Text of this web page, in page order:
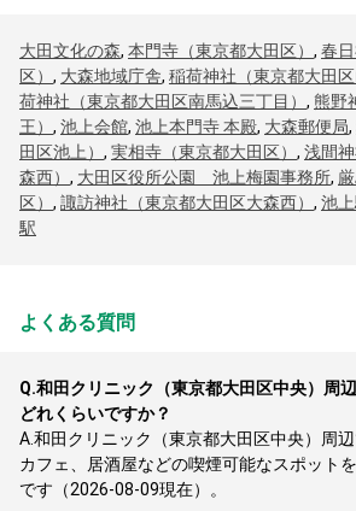
大田文化の森, 本門寺（東京都大田区） , 春
区） , 大森地域庁舎, 稲荷神社（東京都大田区
荷神社（東京都大田区南馬込三丁目） , 熊野
王） , 池上会館, 池上本門寺 本殿, 大森郵便局,
田区池上） , 実相寺（東京都大田区） , 浅間
森西） , 大田区役所公園 池上梅園事務所,
区） , 諏訪神社（東京都大田区大森西） , 池
駅
よくある質問
Q.和田クリニック（東京都大田区中央）周
どれくらいですか？
A.和田クリニック（東京都大田区中央）周
カフェ、居酒屋などの喫煙可能なスポット
です（2026-08-09現在）。